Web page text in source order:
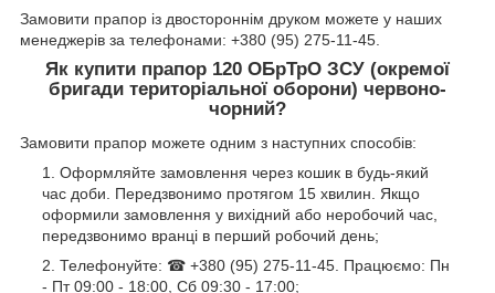
Замовити прапор із двостороннім друком можете у наших
менеджерів за телефонами: +380 (95) 275-11-45.
Як купити прапор 120 ОБрТрО ЗСУ (окремої
бригади територіальної оборони) червоно-
чорний?
Замовити прапор можете одним з наступних способів:
Оформляйте замовлення через кошик в будь-який
час доби. Передзвонимо протягом 15 хвилин. Якщо
оформили замовлення у вихідний або неробочий час,
передзвонимо вранці в перший робочий день;
Телефонуйте: ☎ +380 (95) 275-11-45. Працюємо: Пн
- Пт 09:00 - 18:00, Сб 09:30 - 17:00;